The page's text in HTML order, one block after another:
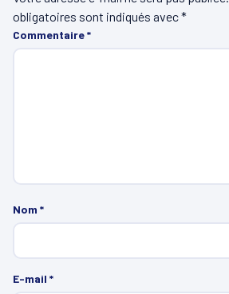
obligatoires sont indiqués avec*
Commentaire*
Nom *
E-mail *